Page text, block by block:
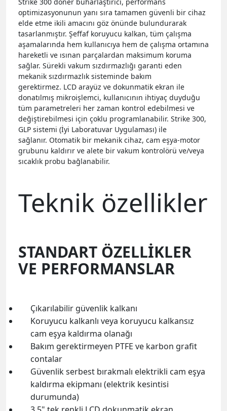
optimizasyonunun yanı sıra tamamen güvenli bir cihaz
elde etme ikili amacını göz önünde bulundurarak
tasarlanmıştır. Şeffaf koruyucu kalkan, tüm çalışma
aşamalarında hem kullanıcıya hem de çalışma ortamına
hareketli ve ısınan parçalardan maksimum koruma
sağlar. Sürekli vakum sızdırmazlığı garanti eden
mekanik sızdırmazlık sisteminde bakım
gerektirmez. LCD arayüz ve dokunmatik ekran ile
donatılmış mikroişlemci, kullanıcının ihtiyaç duyduğu
tüm parametreleri her zaman kontrol edebilmesi ve
değiştirebilmesi için çoklu programlanabilir. Strike 300,
GLP sistemi (İyi Laboratuvar Uygulaması) ile
sağlanır. Otomatik bir mekanik cihaz, cam eşya-motor
grubunu kaldırır ve alete bir vakum kontrolörü ve/veya
sıcaklık probu bağlanabilir.
Teknik özellikler
STANDART ÖZELLİKLER
VE PERFORMANSLAR
Çıkarılabilir güvenlik kalkanı
Koruyucu kalkanlı veya koruyucu kalkansız
cam eşya kaldırma olanağı
Bakım gerektirmeyen PTFE ve karbon grafit
contalar
Güvenlik serbest bırakmalı elektrikli cam eşya
kaldırma ekipmanı (elektrik kesintisi
durumunda)